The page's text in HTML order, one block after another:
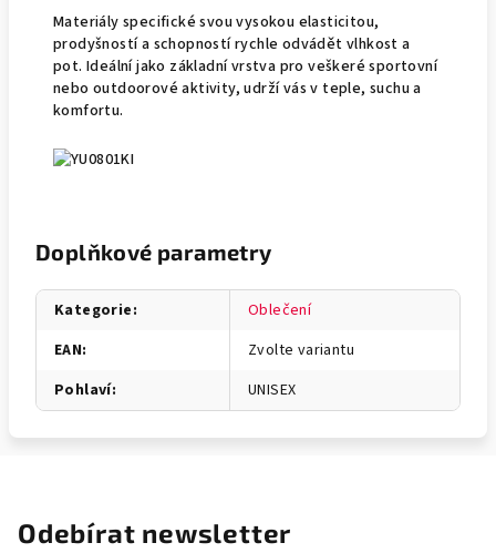
Materiály specifické svou vysokou elasticitou,
prodyšností a schopností rychle odvádět vlhkost a
pot. Ideální jako základní vrstva pro veškeré sportovní
nebo outdoorové aktivity, udrží vás v teple, suchu a
komfortu.
Doplňkové parametry
Kategorie:
Oblečení
EAN:
Zvolte variantu
Pohlaví: UNISEX
Odebírat newsletter